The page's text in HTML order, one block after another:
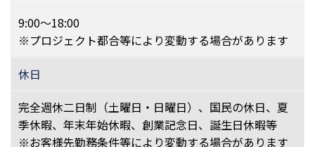
9:00～18:00
※プロジェクト都合等により変動する場合があります
休日
完全週休二日制（土曜日・日曜日）、国民の休日、夏
季休暇、年末年始休暇、創業記念日、誕生日休暇等
※お客様先勤務条件等により変動する場合があります